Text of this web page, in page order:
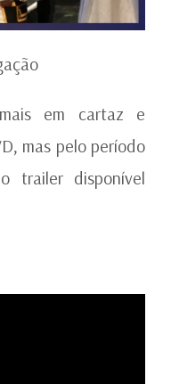
em cartaz e
mas pelo período
trailer disponível